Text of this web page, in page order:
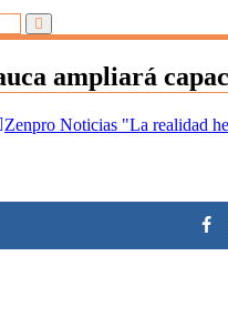
ampliará
Zenpro Noticias "La realidad